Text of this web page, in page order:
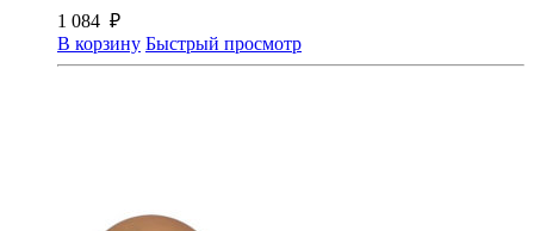
1 084 ₽
В корзину Быстрый просмотр